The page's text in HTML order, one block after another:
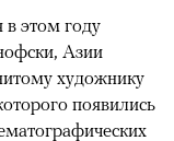
в этом году
Азии
художнику
появились